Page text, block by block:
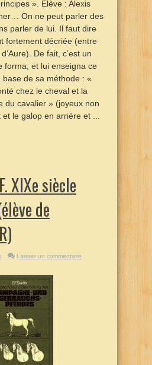
». Elève : Alexis
On ne peut parler des
parler de lui. Il faut dire
fortement décriée (entre
De fait, c’est un
forma, et lui enseigna ce
de sa méthode : «
chez le cheval et la
du cavalier » (joyeux non
le galop en arrière et ...
XIXe siècle
de
Laisser un commentaire